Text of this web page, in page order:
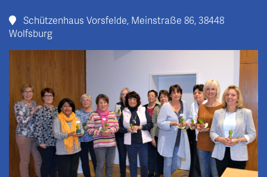
Schützenhaus Vorsfelde, Meinstraße 86, 38448
Wolfsburg